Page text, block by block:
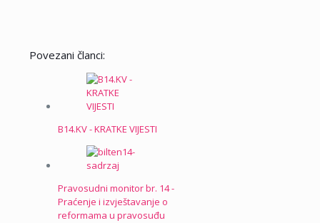
Povezani članci:
B14.KV - KRATKE VIJESTI
Pravosudni monitor br. 14 -
Praćenje i izvještavanje o
reformama u pravosuđu